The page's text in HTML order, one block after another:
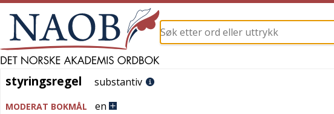
styringsregel
styringsregel substantiv
MODERAT BOKMÅL en